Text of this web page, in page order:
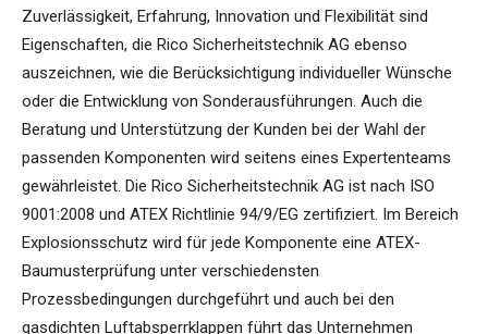
Zuverlässigkeit, Erfahrung, Innovation und Flexibilität sind
Eigenschaften, die Rico Sicherheitstechnik AG ebenso
auszeichnen, wie die Berücksichtigung individueller Wünsche
oder die Entwicklung von Sonderausführungen. Auch die
Beratung und Unterstützung der Kunden bei der Wahl der
passenden Komponenten wird seitens eines Expertenteams
gewährleistet. Die Rico Sicherheitstechnik AG ist nach ISO
9001:2008 und ATEX Richtlinie 94/9/EG zertifiziert. Im Bereich
Explosionsschutz wird für jede Komponente eine ATEX-
Baumusterprüfung unter verschiedensten
Prozessbedingungen durchgeführt und auch bei den
gasdichten Luftabsperrklappen führt das Unternehmen